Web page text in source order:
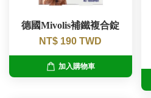
德國Mivolis補鐵複合錠
NT$ 190 TWD
加入購物車